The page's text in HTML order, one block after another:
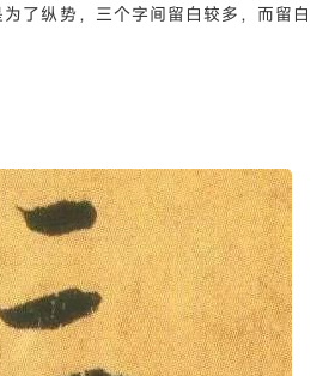
了纵势，三个字间留白较多，而留白